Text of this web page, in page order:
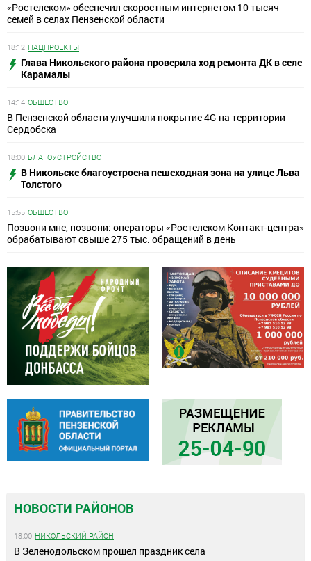
«Ростелеком» обеспечил скоростным интернетом 10 тысяч
семей в селах Пензенской области
18:12 НАЦПРОЕКТЫ
Глава Никольского района проверила ход ремонта ДК в селе
Карамалы
14:14 ОБЩЕСТВО
В Пензенской области улучшили покрытие 4G на территории
Сердобска
18:00 БЛАГОУСТРОЙСТВО
В Никольске благоустроена пешеходная зона на улице Льва
Толстого
15:55 ОБЩЕСТВО
Позвони мне, позвони: операторы «Ростелеком Контакт-центра»
обрабатывают свыше 275 тыс. обращений в день
НОВОСТИ РАЙОНОВ
18:00 НИКОЛЬСКИЙ РАЙОН
В Зеленодольском прошел праздник села